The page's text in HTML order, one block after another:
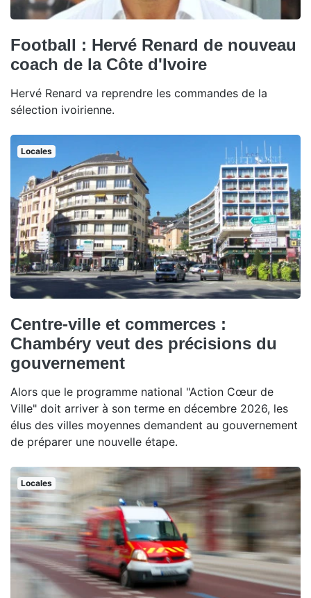
Football : Hervé Renard de nouveau
coach de la Côte d'Ivoire
Hervé Renard va reprendre les commandes de la
sélection ivoirienne.
Locales
Centre-ville et commerces :
Chambéry veut des précisions du
gouvernement
Alors que le programme national "Action Cœur de
Ville" doit arriver à son terme en décembre 2026, les
élus des villes moyennes demandent au gouvernement
de préparer une nouvelle étape.
Locales